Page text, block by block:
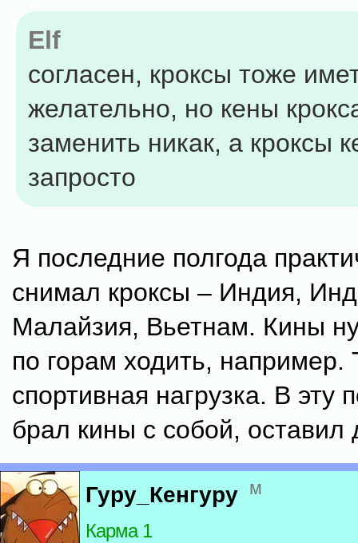
Elf
согласен, кроксы тоже
желательно, но кены
заменить никак, а кроксы
запросто
Я последние полгода
снимал кроксы – Индия,
Малайзия, Вьетнам. Кины
по горам ходить, например.
спортивная нагрузка. В эту
брал кины с собой, оставил
Гуру_Кенгуру м
Карма 1